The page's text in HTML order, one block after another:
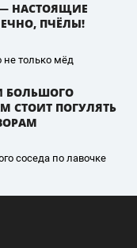
НАСТОЯЩИЕ
ПЧЁЛЫ!
не только мёд
БОЛЬШОГО
СТОИТ ПОГУЛЯТЬ
соседа по лавочке